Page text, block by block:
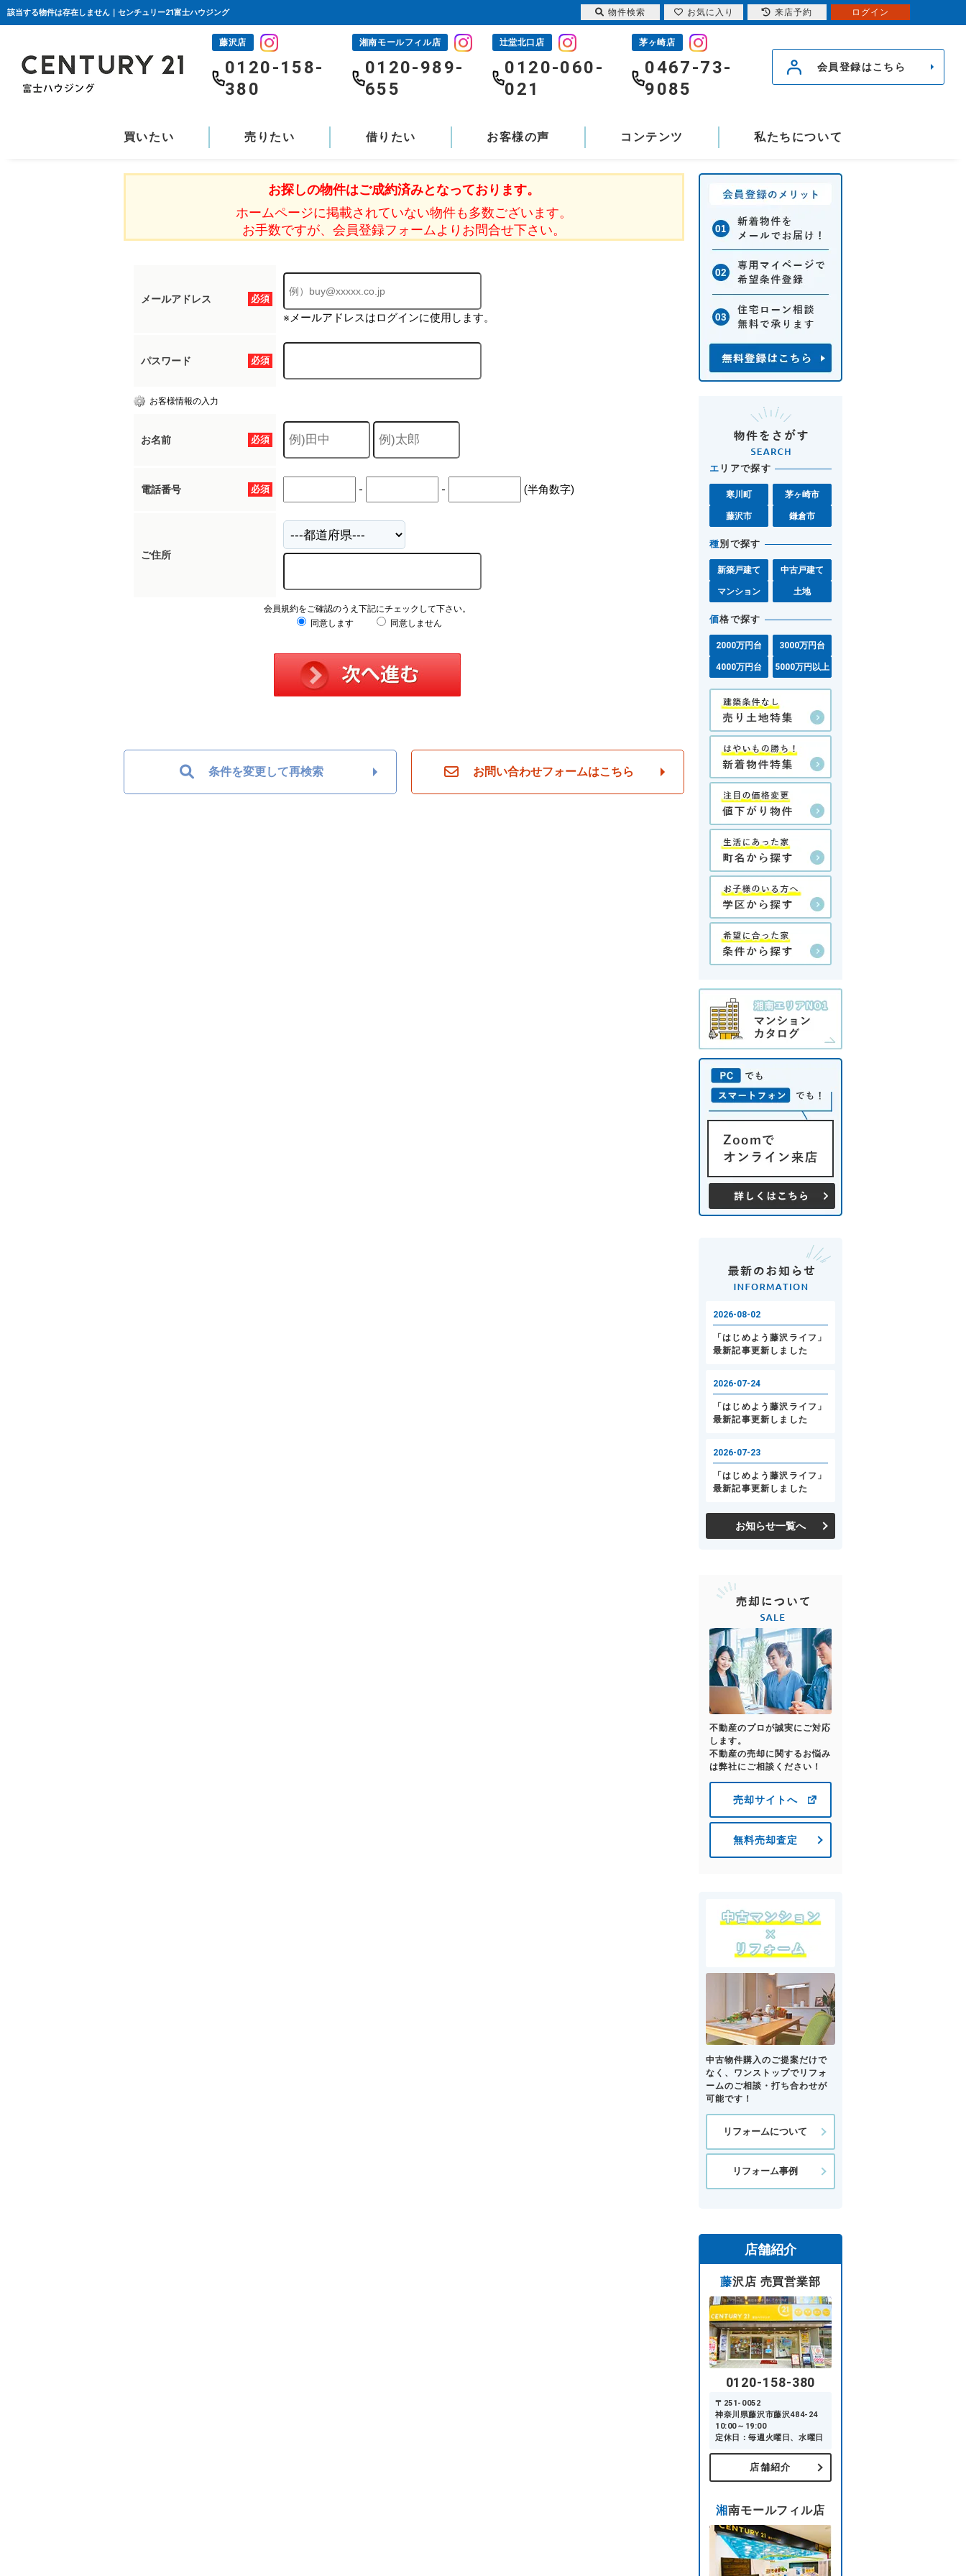
該当する物件は存在しません｜センチュリー21富士ハウジング
藤沢店
0120-158-
380
湘南モールフィル店
0120-989-
655
辻堂北口店
0120-060-
021
茅ヶ崎店
0467-73-
9085
会員登録はこちら
買いたい 売りたい 借りたい お客様の声 コンテンツ 私たちについて
お探しの物件はご成約済みとなっております。
ホームページに掲載されていない物件も多数ございます。
お手数ですが、会員登録フォームよりお問合せ下さい。
必須
メールアドレス
※メールアドレスはログインに使用します。
必須
パスワード
お客様情報の入力
必須
お名前
必須
電話番号 - - (半角数字)
ご住所
会員規約をご確認のうえ下記にチェックして下さい。
同意します
同意しません
条件を変更して再検索 お問い合わせフォームはこちら
エ リアで探す
寒川町 茅ヶ崎市
藤沢市 鎌倉市
種別で探す
新築戸建て 中古戸建て
マンション 土地
価格で探す
2000万円台 3000万円台
4000万円台 5000万円以上
お知らせ一覧へ
不動産のプロが誠実にご対応
します。
不動産の売却に関するお悩み
は弊社にご相談ください！
売却サイトへ
無料売却査定
中古物件購入のご提案だけで
なく、ワンストップでリフォ
ームのご相談・打ち合わせが
可能です！
リフォームについて
リフォーム事例
店舗紹介
藤沢店 売買営業部
0120-158-380
〒251-0052
神奈川県藤沢市藤沢484-24
10:00～19:00
定休日：毎週火曜日、水曜日
店舗紹介
湘南モールフィル店
物件検索 お気に入り 来店予約 ログイン